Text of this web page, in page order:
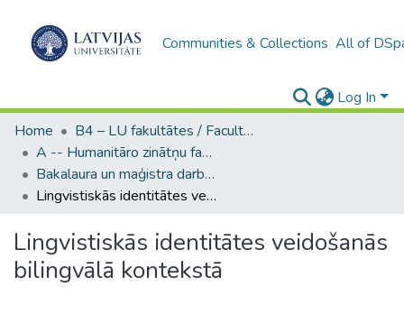
Communities & Collections All of
Log In
Home
B4 – LU fakultātes / Faculties of the UL
A -- Humanitāro zinātņu fakultāte / Faculty of Humanities
Bakalaura un maģistra darbi (HZF) / Bachelor's and Master's theses
Lingvistiskās identitātes veidošanās bilingvālā kontekstā
Lingvistiskās identitātes veidošanās
bilingvālā kontekstā